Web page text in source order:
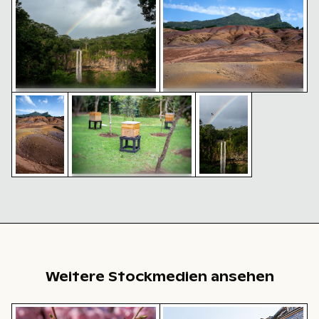
blauem Himmel Himmel
Chamarel Wasserfall mit
Regenbogen in üppiger
Landschaft, Mauritius
Siebenfarbige Erde Geopark,
Chamarel, Malerische Landschaft
Siebenfarbige Erde Geopark, Chamarel, Malerische
Geopark,
Holzbienenstock auf Ständer im grünen
Flughund über dem
über dem
Weitere Stockmedien ansehen
Biene bei der Bestäubung von rosa Kirschblüten im
Historische Gebäude